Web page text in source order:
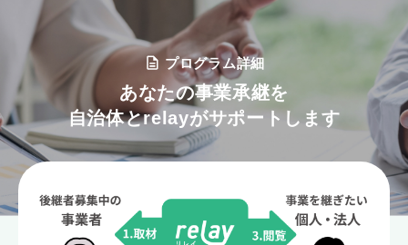
プログラム詳細
あなたの事業承継を
自治体とrelayがサポートします